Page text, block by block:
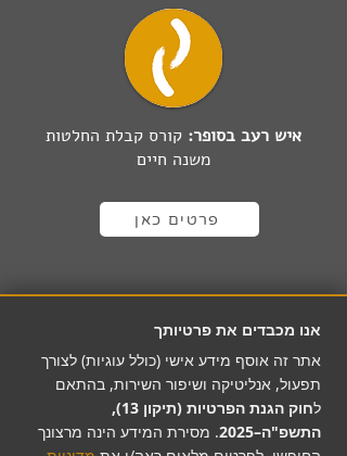
איש רעב בסופר: קורס קבלת החלטות
משנה חיים
פרטים כאן
אנו מכבדים את פרטיותך
אתר זה אוסף מידע אישי (כולל עוגיות) לצורך
תפעול, אנליטיקה ושיפור השירות, בהתאם
ל
חוק הגנת הפרטיות (תיקון 13),
התשפ"ה–2025
. מסירת המידע הינה מרצונך